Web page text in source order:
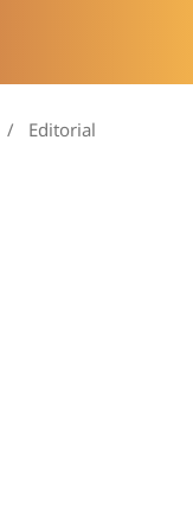
/ Editorial